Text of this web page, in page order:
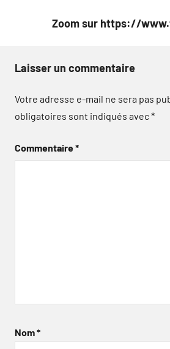
Zoom sur https://
Laisser un commentaire
Votre adresse e-mail ne sera pas
obligatoires sont indiqués avec*
Commentaire*
Nom*